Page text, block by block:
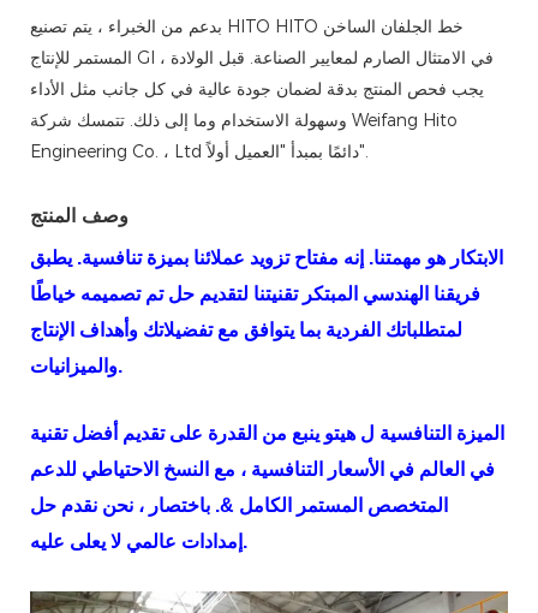
بدعم من الخبراء ، يتم تصنيع HITO HITO خط الجلفان الساخن
المستمر للإنتاج GI في الامتثال الصارم لمعايير الصناعة. قبل الولادة ،
يجب فحص المنتج بدقة لضمان جودة عالية في كل جانب مثل الأداء
وسهولة الاستخدام وما إلى ذلك. تتمسك شركة Weifang Hito
Engineering Co. ، Ltd دائمًا بمبدأ "العميل أولاً".
وصف المنتج
الابتكار هو مهمتنا. إنه مفتاح تزويد عملائنا بميزة تنافسية. يطبق
فريقنا الهندسي المبتكر تقنيتنا لتقديم حل تم تصميمه خياطًا
لمتطلباتك الفردية بما يتوافق مع تفضيلاتك وأهداف الإنتاج
والميزانيات.
الميزة التنافسية ل هيتو ينبع من القدرة على تقديم أفضل تقنية
في العالم في الأسعار التنافسية ، مع النسخ الاحتياطي للدعم
المتخصص المستمر الكامل &. باختصار ، نحن نقدم حل
إمدادات عالمي لا يعلى عليه.